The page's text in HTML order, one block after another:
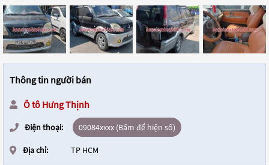
Thông tin người bán
Ô tô Hưng Thịnh
Điện thoại: 09084xxxx (Bấm để hiện số)
Địa chỉ: TP HCM